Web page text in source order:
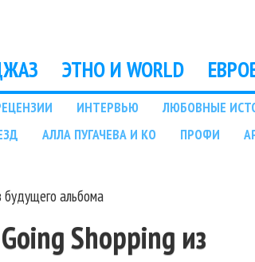
ЭТНО И WORLD
ИНТЕРВЬЮ ЛЮБОВНЫЕ
АЛЛА ПУГАЧЕВА И КО ПРОФИ
будущего альбома
Shopping из